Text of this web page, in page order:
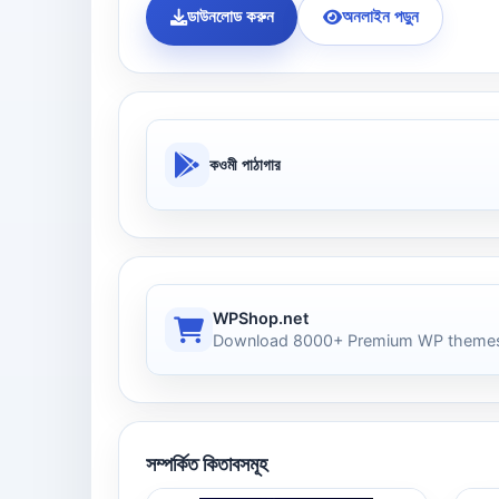
ডাউনলোড করুন অনলাইন পড়ুন
কওমী পাঠাগার
WPShop.net
Download 8000+ Premium WP
সম্পর্কিত কিতাবসমূহ